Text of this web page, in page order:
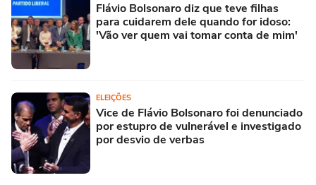
Flávio Bolsonaro diz que teve filhas
para cuidarem dele quando for idoso:
'Vão ver quem vai tomar conta de mim'
ELEIÇÕES
Vice de Flávio Bolsonaro foi denunciado
por estupro de vulnerável e investigado
por desvio de verbas